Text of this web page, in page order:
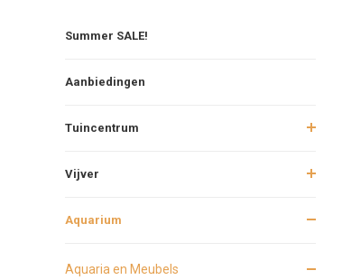
Summer SALE!
Aanbiedingen
Tuincentrum
Vijver
Aquarium
Aquaria en Meubels